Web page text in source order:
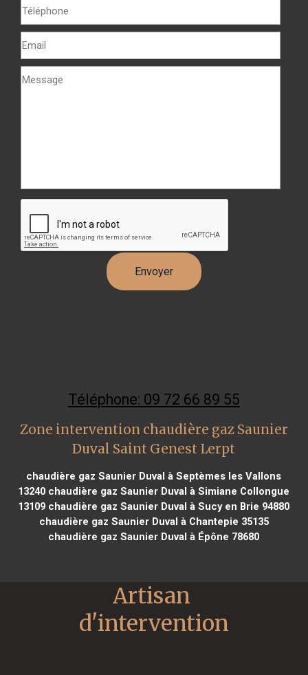
Téléphone: 09 72 66 89 55
Zone intervention chaudière gaz Saunier
Duval Saint Genest Lerpt
chaudière gaz Saunier Duval à Septèmes les Vallons
13240 chaudière gaz Saunier Duval à Simiane Collongue
13109 chaudière gaz Saunier Duval à Sucy en Brie 94880
chaudière gaz Saunier Duval à Chantepie 35135
chaudière gaz Saunier Duval à Épône 78680
Artisan
d'intervention